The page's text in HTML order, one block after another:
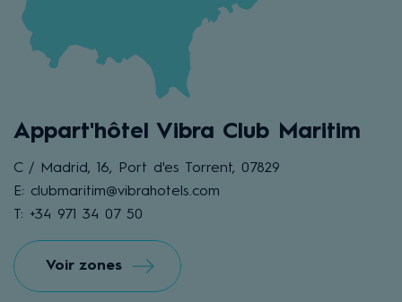
Appart'hôtel Vibra Club Maritim
C / Madrid, 16, Port d'es Torrent, 07829
E: clubmaritim@vibrahotels.com
T: +34 971 34 07 50
Voir zones